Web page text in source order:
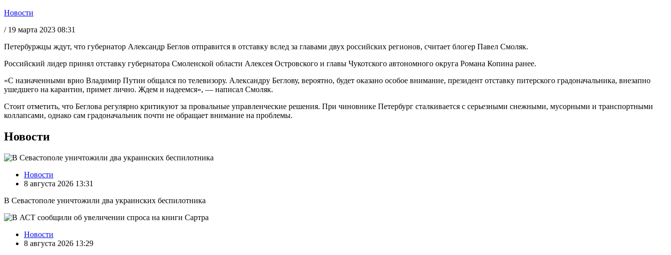
Новости
/ 19 марта 2023 08:31
Петербуржцы ждут, что губернатор Александр Беглов отправится в отставку вслед за главами двух российских регионов, считает блогер Павел Смоляк.
Российский лидер принял отставку губернатора Смоленской области Алексея Островского и главы Чукотского автономного округа Романа Копина ранее.
«С назначенными врио Владимир Путин общался по телевизору. Александру Беглову, вероятно, будет оказано особое внимание, президент отставку питерского градоначальника, внезапно
ушедшего на карантин, примет лично. Ждем и надеемся», — написал Смоляк.
Стоит отметить, что Беглова регулярно критикуют за провальные управленческие решения. При чиновнике Петербург сталкивается с серьезными снежными, мусорными и транспортными
коллапсами, однако сам градоначальник почти не обращает внимание на проблемы.
Новости
Новости
8 августа 2026 13:31
В Севастополе уничтожили два украинских беспилотника
Новости
8 августа 2026 13:29